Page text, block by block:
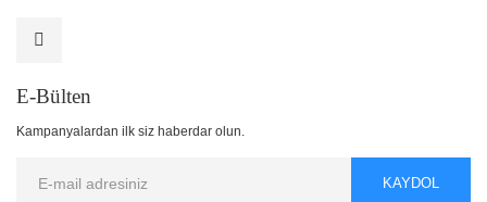
E-Bülten
Kampanyalardan ilk siz haberdar olun.
KAYDOL